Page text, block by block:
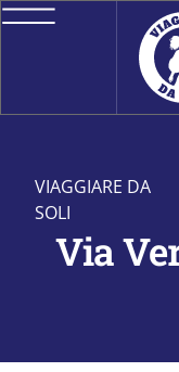
VIAGGIARE DA
SOLI
Via